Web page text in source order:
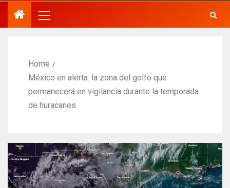
Home
México en alerta: la zona del golfo que
permanecerá en vigilancia durante la temporada
de huracanes